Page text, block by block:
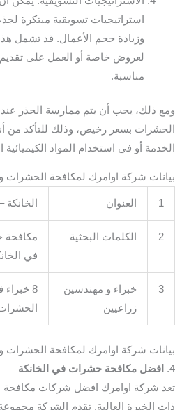
استراتيجيات تسويقية مبتكرة
وزيادة حجم الأعمال. قد تشمل هذه
لعروض خاصة أو العمل على
مناسبة.
ومع ذلك، يجب أن يتم ممارسة الحذر
الحشرات بسعر رخيص، وذلك للتأكد من
الخدمة أو في استخدام المواد الكيميائية
بيانات شركة اوامرك لمكافحة الحشرات
1 العنوان
2 الكلمات البحثية
مكافحة
في
3
خبراء و مهندسين
زراعيين
8
بيانات شركة اوامرك لمكافحة الحشرات
4.
افضل مكافحة حشرات في الخانكة
تعد شركة اوامرك افضل شركات مكافحة
ذات الخبرة العالية. تقدم الشركة